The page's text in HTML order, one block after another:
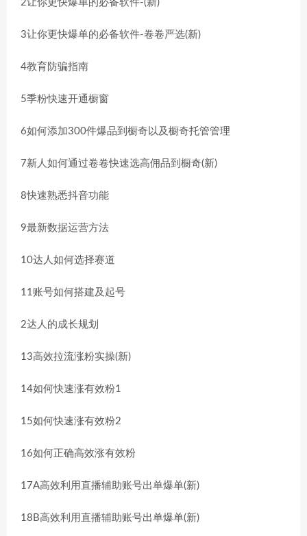
2让你更快爆单的必备软件-(新)
3让你更快爆单的必备软件-卷卷严选(新)
4教育防骗指南
5季粉快速开通橱窗
6如何添加300件爆品到橱奇以及橱奇托管管理
7新人如何通过卷卷快速选高佣品到橱奇(新)
8快速熟悉抖音功能
9最新数据运营方法
10达人如何选择赛道
11账号如何搭建及起号
2达人的成长规划
13高效拉流涨粉实操(新)
14如何快速涨有效粉1
15如何快速涨有效粉2
16如何正确高效涨有效粉
17A高效利用直播辅助账号出单爆单(新)
18B高效利用直播辅助账号出单爆单(新)